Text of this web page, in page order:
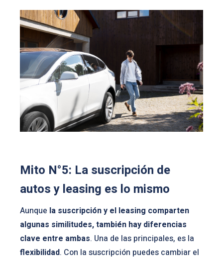
Mito N°5: La suscripción de
autos y leasing es lo mismo
Aunque la suscripción y el leasing comparten
algunas similitudes, también hay diferencias
clave entre ambas. Una de las principales, es la
flexibilidad. Con la suscripción puedes cambiar el